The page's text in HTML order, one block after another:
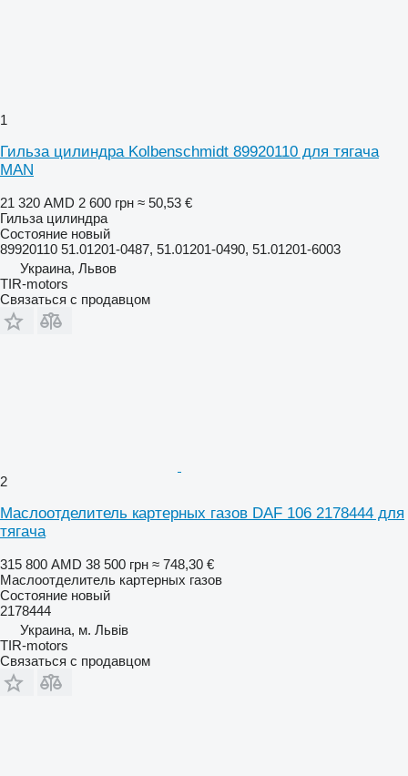
1
Гильза цилиндра Kolbenschmidt 89920110 для тягача
MAN
21 320 AMD 2 600 грн ≈ 50,53 €
Гильза цилиндра
Состояние новый
89920110 51.01201-0487, 51.01201-0490, 51.01201-6003
Украина, Львов
TIR-motors
Связаться с продавцом
2
Маслоотделитель картерных газов DAF 106 2178444 для
тягача
315 800 AMD 38 500 грн ≈ 748,30 €
Маслоотделитель картерных газов
Состояние новый
2178444
Украина, м. Львів
TIR-motors
Связаться с продавцом